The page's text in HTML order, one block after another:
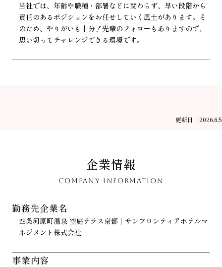
当社では、年齢や職種・部署などに関わらず、早い段階から
責任のあるポジションをお任せしていく風土があります。そ
のため、やりがいも十分！先輩のフォローもありますので、
思い切ってチャレンジできる環境です。
更新日：2026.6.5
企業情報
COMPANY INFORMATION
勤務先企業名
四条河原町温泉 空庭テラス京都｜サンフロンティアホテルマ
ネジメント株式会社
事業内容